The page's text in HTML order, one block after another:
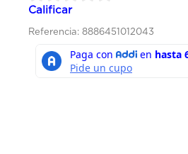
Calificar
Referencia: 8886451012043